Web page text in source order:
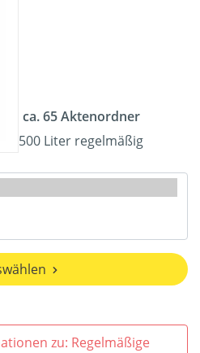
ca. 65 Aktenordner
500 Liter regelmäßig
zu: Regelmäßige